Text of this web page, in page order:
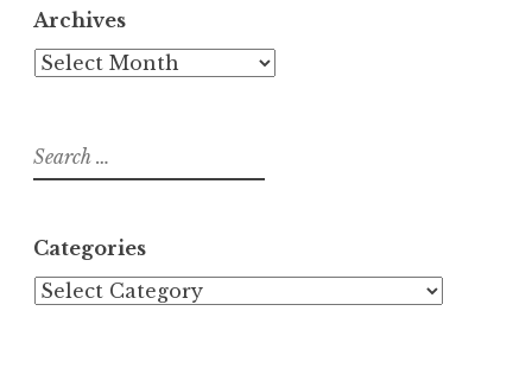
Archives
Archives
Search
for:
Categories
Categories